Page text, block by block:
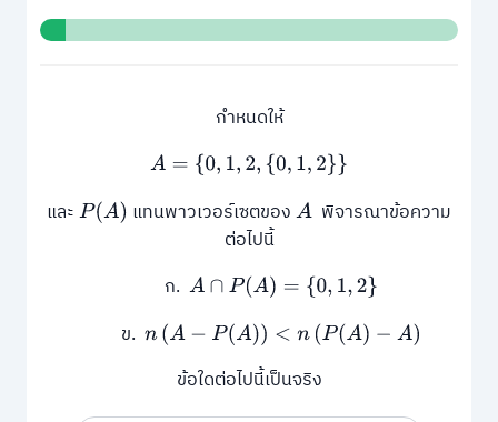
กำหนดให้
A ={0 1,2,{0,1,2}}
และP(A) แทนพาวเวอร์เซตของAพิจารณาข้อความ
ต่อไปนี้
ก. A∩P(A)={0, 1,2 }
ข.n(A−P(A ))<n(P(A)− A)
ข้อใดต่อไปนี้เป็นจริง